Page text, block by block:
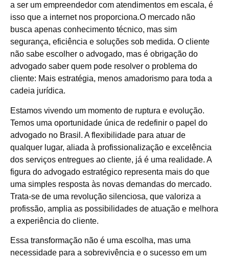
a ser um empreendedor com atendimentos em escala, é
isso que a internet nos proporciona.O mercado não
busca apenas conhecimento técnico, mas sim
segurança, eficiência e soluções sob medida. O cliente
não sabe escolher o advogado, mas é obrigação do
advogado saber quem pode resolver o problema do
cliente: Mais estratégia, menos amadorismo para toda a
cadeia jurídica.
Estamos vivendo um momento de ruptura e evolução.
Temos uma oportunidade única de redefinir o papel do
advogado no Brasil. A flexibilidade para atuar de
qualquer lugar, aliada à profissionalização e excelência
dos serviços entregues ao cliente, já é uma realidade. A
figura do advogado estratégico representa mais do que
uma simples resposta às novas demandas do mercado.
Trata-se de uma revolução silenciosa, que valoriza a
profissão, amplia as possibilidades de atuação e melhora
a experiência do cliente.
Essa transformação não é uma escolha, mas uma
necessidade para a sobrevivência e o sucesso em um